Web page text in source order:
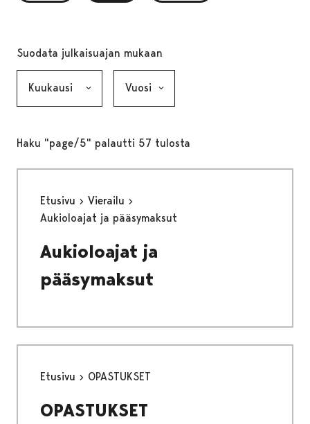
Suodata julkaisuajan mukaan
Haku "page/5" palautti 57 tulosta
Etusivu
Vierailu
Aukioloajat ja pääsymaksut
Aukioloajat ja
pääsymaksut
Etusivu OPASTUKSET
OPASTUKSET